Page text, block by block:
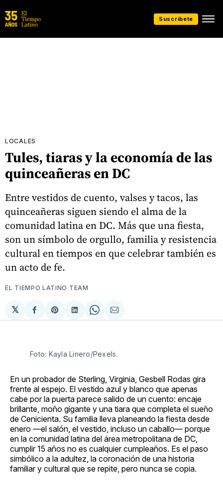
Suscríbete
LOCALES
Tules, tiaras y la economía de las
quinceañeras en DC
Entre vestidos de cuento, valses y tacos, las
quinceañeras siguen siendo el alma de la
comunidad latina en DC. Más que una fiesta,
son un símbolo de orgullo, familia y resistencia
cultural en tiempos en que celebrar también es
un acto de fe.
EL TIEMPO LATINO TEAM
𝕏
Compartir
en
Share
on
Compartir
en
Share
on
Compartir
via
Foto: Kayla Linero/Pexels.
En un probador de Sterling, Virginia, Gesbell Rodas gira
frente al espejo. El vestido azul y blanco que apenas
cabe por la puerta parece salido de un cuento: encaje
brillante, moño gigante y una tiara que completa el sueño
de Cenicienta. Su familia lleva planeando la fiesta desde
enero —el salón, el vestido, incluso un caballo— porque
en la comunidad latina del área metropolitana de DC,
cumplir 15 años no es cualquier cumpleaños. Es el paso
simbólico a la adultez, la coronación de una historia
familiar y cultural que se repite, pero nunca se copia.